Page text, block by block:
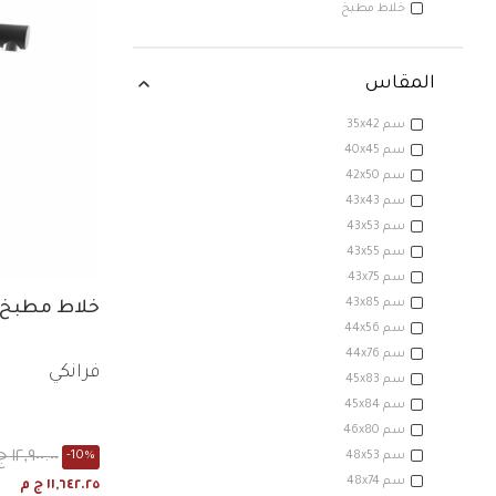
خلاط مطبخ
خلاط مطبخ
المقاس
35x42 سم
40x45 سم
42x50 سم
43x43 سم
43x53 سم
43x55 سم
43x75 سم
43x85 سم
44x56 سم
44x76 سم
45x83 سم
45x84 سم
46x80 سم
48x53 سم
48x74 سم
خلاط مطبخ
فرانكي
١٢,٩٠٠.٠٠ ج م -10%
١١,٦٤٢.٢٥ ج م